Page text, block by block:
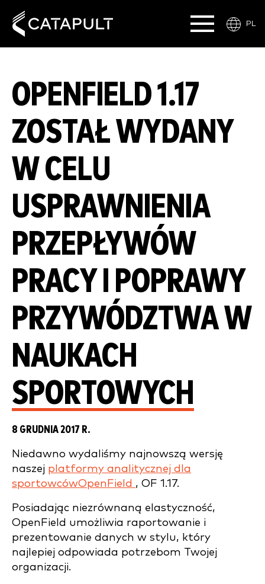
PL
OPENFIELD 1.17
ZOSTAŁ WYDANY
W CELU
USPRAWNIENIA
PRZEPŁYWÓW
PRACY I POPRAWY
PRZYWÓDZTWA W
NAUKACH
SPORTOWYCH
8 GRUDNIA 2017 R.
Niedawno wydaliśmy najnowszą wersję
naszej platformy analitycznej dla
sportowcówOpenField , OF 1.17.
Posiadając niezrównaną elastyczność,
OpenField umożliwia raportowanie i
prezentowanie danych w stylu, który
najlepiej odpowiada potrzebom Twojej
organizacji.